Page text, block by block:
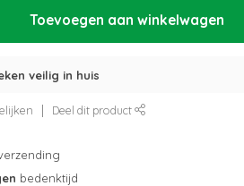
Toevoegen aan winkelwagen
veilig in huis
Deel dit product
bedenktijd